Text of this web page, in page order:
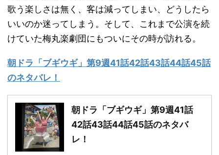
歌う楽しさは無く、客は減ってしまい、どうしたら
いいのか迷ってしまう。そして、これまで公演を続
けていた梅丸楽劇団にもついにその時が訪れる。
朝ドラ「ブギウギ」第9週41話42話43話44話45話
のネタバレ！
朝ドラ「ブギウギ」第9週41話
42話43話44話45話のネタバ
レ！